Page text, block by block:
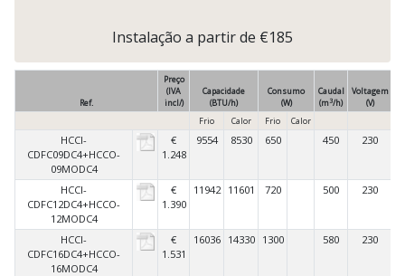
Instalação a partir de €185
Ref.
Preço
(IVA
incl/)
Capacidade
(BTU/h)
Consumo
(W)
Caudal
(m3/h)
Voltagem
(V)
Frio
Calor Frio Calor
HCCI-
CDFC09DC4+HCCO-
09MODC4
€
1.248
9554 8530 650 450 230
HCCI-
CDFC12DC4+HCCO-
12MODC4
€
1.390
11942 11601 720 500 230
HCCI-
CDFC16DC4+HCCO-
16MODC4
€
1.531
16036 14330 1300 580 230